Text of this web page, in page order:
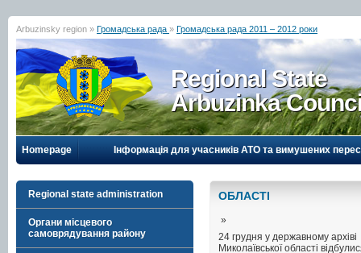
Arbuzinsky region » Громадська рада » Громадська рада 2011 – 2012 роки
Regional State
Arbuzinka
Homepage Інформація для учасників АТО та вимушених
Regional state administration
Органи місцевого
самоврядування району
ОБЛАСТI
»
24 грудня у державному архіві
Миколаївської області